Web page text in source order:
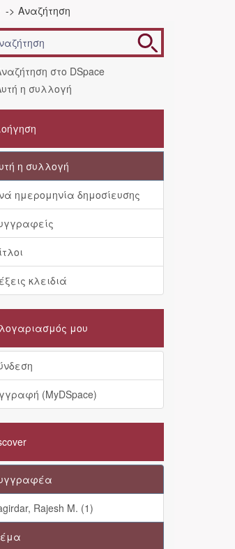
Αναζήτηση
στο DSpace
η συλλογή
η συλλογή
ημερομηνία δημοσίευσης
κλειδιά
μου
(MyDSpace)
Rajesh M. (1)